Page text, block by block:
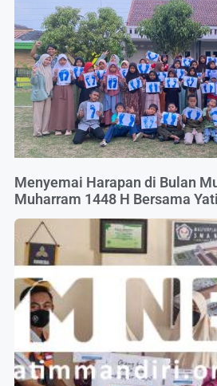
Menyemai Harapan di Bulan
Muharram 1448 H Bersama